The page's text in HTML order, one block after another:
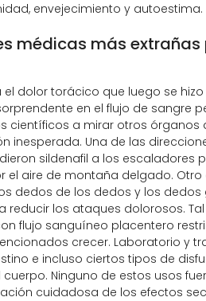
envejecimiento y autoestima.
médicas más
dolor torácico que luego se
en el flujo de sangre
científicos a mirar otros órganos
inesperada. Una de las
sildenafil a los escaladores
aire de montaña delgado. Otro
dedos de los dedos y los dedos
los ataques dolorosos.
flujo sanguíneo placentero
crecer. Laboratorio y
e incluso ciertos tipos de
Ninguno de estos usos
cuidadosa de los efectos